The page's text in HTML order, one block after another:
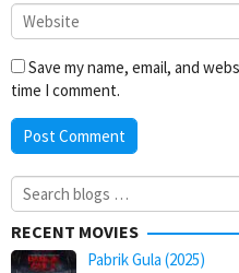
Save my name, email, and
time I comment.
Search
for:
RECENT MOVIES
Pabrik Gula (2025)